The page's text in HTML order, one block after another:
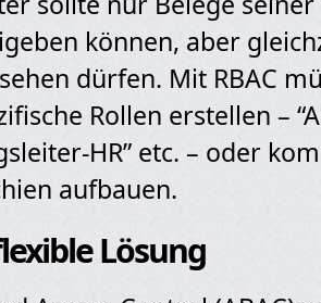
können, aber
dürfen. Mit RBAC
Rollen erstellen –
HR” etc. – oder
aufbauen.
Lösung